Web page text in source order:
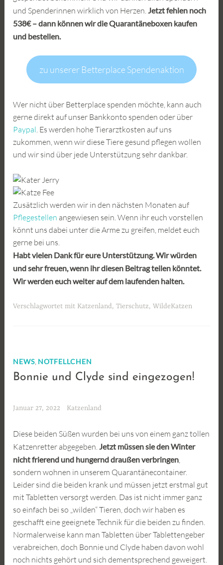
und Spenderinnen wirklich von Herzen.Jetzt fehlen noch
538€ – dann können wir die Quarantäneboxen kaufen
und bestellen.
zu unserer Betterplace Spendenaktion
Wer nicht über Betterplace spenden möchte, kann auch
gerne direkt auf unser Bankkonto spenden oder über
Paypal. Es werden hohe Tierarztkosten auf uns
zukommen, wenn wir diese Tiere gesund pflegen wollen
und wir sind über jede Unterstützung sehr dankbar.
Zusätzlich werden wir in den nächsten Monaten auf
Pflegestellen angewiesen sein. Wenn ihr euch vorstellen
könnt uns dabei unter die Arme zu greifen, meldet euch
gerne bei uns.
Habt vielen Dank für eure Unterstützung. Wir würden
und sehr freuen, wenn ihr diesen Beitrag teilen könntet.
Wir werden euch weiter auf dem laufenden halten.
Verschlagwortet mit Katzenland,Tierschutz,WildeKatzen
NEWS NOTFELLCHEN
Bonnie und Clyde sind eingezogen!
Januar 27, 2022 Katzenland
Diese beiden Süßen wurden bei uns von einem ganz tollen
Katzenretter abgegeben.Jetzt müssen sie den Winter
nicht frierend und hungernd draußen verbringen
sondern wohnen in unserem Quarantänecontainer.
Leider sind die beiden krank und müssen jetzt erstmal gut
mit Tabletten versorgt werden. Das ist nicht immer ganz
so einfach bei so „wilden“ Tieren, doch wir haben es
geschafft eine geeignete Technik für die beiden zu finden.
Normalerweise kann man Tabletten über Tablettengeber
verabreichen, doch Bonnie und Clyde haben davon wohl
noch nichts gehört und sich dementsprechend geweigert.